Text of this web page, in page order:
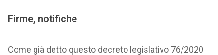
Firme, notifiche
Come già detto questo decreto legislativo 76/2020